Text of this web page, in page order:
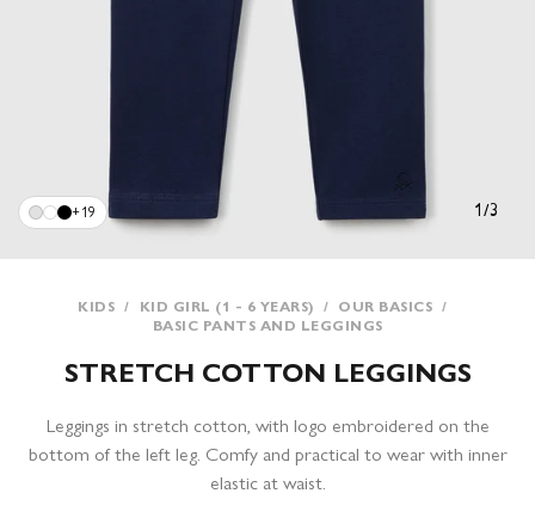
1/3
+19
KIDS / KID GIRL (1 - 6 YEARS) / OUR BASICS /
BASIC PANTS AND LEGGINGS
STRETCH COTTON LEGGINGS
Leggings in stretch cotton, with logo embroidered on the
bottom of the left leg. Comfy and practical to wear with inner
elastic at waist.